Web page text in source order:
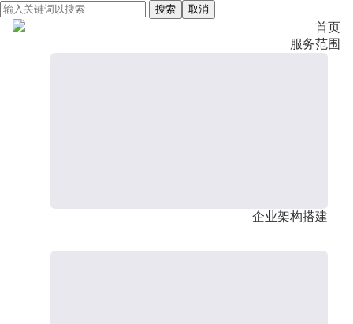
搜索 取消
首页
服务范围
企业架构搭建